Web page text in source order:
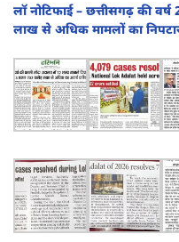
लॉ नोटिफाई – छत्तीसगढ़ की
लाख से अधिक मामलों का